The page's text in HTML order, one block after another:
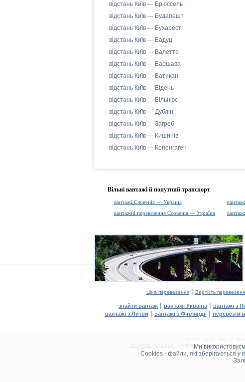
Ми
Cookies - файли, які зберігаються у
відстань Київ — Брюссель
відстань Київ — Будапешт
відстань Київ — Бухарест
відстань Київ — Вадуц
відстань Київ — Валетта
відстань Київ — Варшава
відстань Київ — Ватикан
відстань Київ — Відень
відстань Київ — Вільнюс
відстань Київ — Дублін
відстань Київ — Загреб
відстань Київ — Кишинів
відстань Київ — Копенгаген
Вільні вантажі й попутний транспорт
вантажі Словенія — Україна
вантажні перевезення Словенія — Україна
Ціна перевезення| Вартість
знайти вантаж | вантажі Україна | вантажі з
вантажі з Литви | вантажі з Фінляндії| перевезти
©1995–2026 DELLA.
Усі права захищені.
Копіювання та розміщення